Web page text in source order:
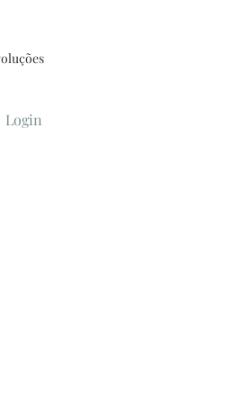
Login